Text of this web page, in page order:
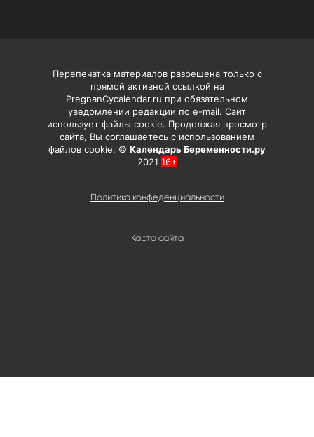
Карта сайта
Перепечатка материалов разрешена только с
прямой активной ссылкой на
PregnanCycalendar.ru при обязательном
уведомлении редакции по e-mail. Сайт
использует файлы cookie. Продолжая просмотр
сайта, Вы соглашаетесь с использованием
файлов cookie. © Календарь Беременности.ру
2021 16+
Политика конфеденциальности